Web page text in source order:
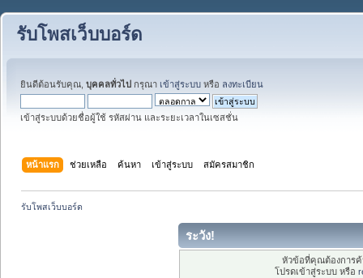
รับโพสเว็บบอร์ด
ยินดีต้อนรับคุณ, บุคคลทั่วไป กรุณา เข้าสู่ระบบ หรือ ลงทะเบียน
เข้าสู่ระบบด้วยชื่อผู้ใช้ รหัสผ่าน และระยะเวลาในเซสชั่น
หน้าแรก ช่วยเหลือ ค้นหา เข้าสู่ระบบ สมัครสมาชิก
รับโพสเว็บบอร์ด
ระวัง!
หัวข้อที่คุณต้องการ
โปรดเข้าสู่ระบบ หรือ